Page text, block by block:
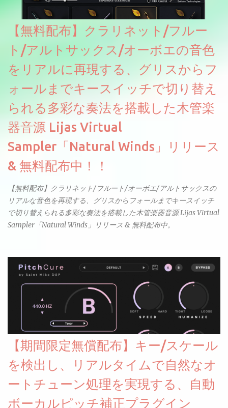
【無料配布】クラリネット/フルー
ト/アルトサックス/オーボエの音色
をリアルに再現する、グリスからフ
ォールまでキースイッチで切り替え
られる多彩な奏法を搭載した木管楽
器音源 Lijas Virtual
Sampler「Natural Winds」リリース
& 無料配布中！！
【無料配布】クラリネット/フルート/オーボエ/アルトサックスの
リアルな音色を再現する、グリスからフォールまでキースイッチ
で切り替えられる多彩な奏法を搭載した木管楽器音源 Lijas Virtual
Sampler「Natural Winds」リリース & 無料配布中。
【期間限定無償配布】キー/スケール
を検出し、リアルタイムで自然なオ
ートチューン処理を実現する、自動
ボーカルピッチ補正プラグイン